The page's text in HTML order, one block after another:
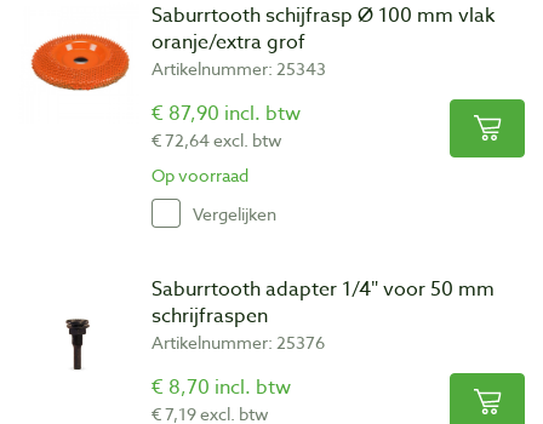
Saburrtooth schijfrasp Ø 100 mm vlak
oranje/extra grof
Artikelnummer: 25343
€ 87,90 incl. btw
€ 72,64 excl. btw
Op voorraad
Vergelijken
Saburrtooth adapter 1/4″ voor 50 mm
schrijfraspen
Artikelnummer: 25376
€ 8,70 incl. btw
€ 7,19 excl. btw